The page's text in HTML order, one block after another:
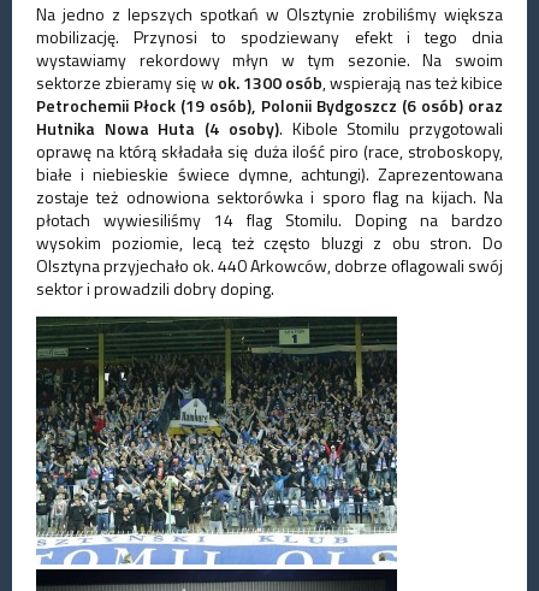
Na jedno z lepszych spotkań w Olsztynie zrobiliśmy większa
mobilizację. Przynosi to spodziewany efekt i tego dnia
wystawiamy rekordowy młyn w tym sezonie. Na swoim
sektorze zbieramy się wok. 1300 osób, wspierają nas też kibice
Petrochemii Płock (19 osób), Polonii Bydgoszcz (6 osób) oraz
Hutnika Nowa Huta (4 osoby). Kibole Stomilu przygotowali
oprawę na którą składała się duża ilość piro (race, stroboskopy,
białe i niebieskie świece dymne, achtungi). Zaprezentowana
zostaje też odnowiona sektorówka i sporo flag na kijach. Na
płotach wywiesiliśmy 14 flag Stomilu. Doping na bardzo
wysokim poziomie, lecą też często bluzgi z obu stron. Do
Olsztyna przyjechało ok. 440 Arkowców, dobrze oflagowali swój
sektor i prowadzili dobry doping.